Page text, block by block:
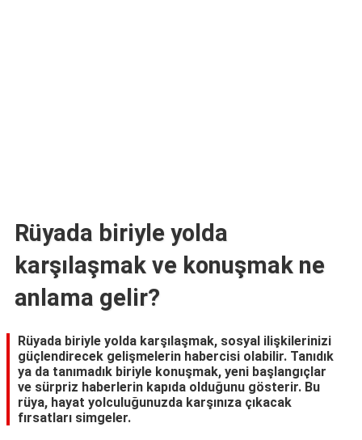
Rüyada biriyle yolda
karşılaşmak ve konuşmak ne
anlama gelir?
Rüyada biriyle yolda karşılaşmak, sosyal ilişkilerinizi
güçlendirecek gelişmelerin habercisi olabilir. Tanıdık
ya da tanımadık biriyle konuşmak, yeni başlangıçlar
ve sürpriz haberlerin kapıda olduğunu gösterir. Bu
rüya, hayat yolculuğunuzda karşınıza çıkacak
fırsatları simgeler.